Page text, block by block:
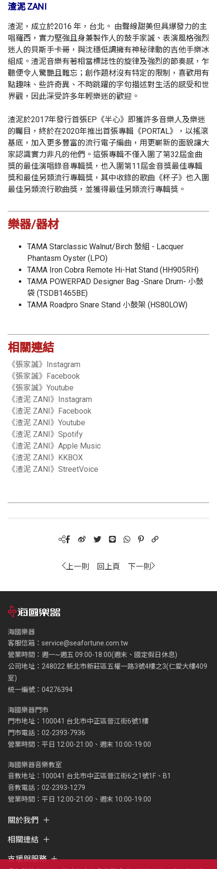
渣泥 ZANI
渣泥，成立於2016 年，台北。 由聲線甜美但具爆發力的主
唱羅西，實力堅強且身兼製作人的鼓手家誠、表演風格強烈
迷人的貝斯手卡哥，與沈穩低調擁有神秘律動的吉他手樂冰
組成。渣泥音樂有著相當標誌性的旋律及強烈的節奏感，乍
聽便令人驚艷且難忘；創作題材沒有特定的限制，喜歡用有
點趣味、些許奇異、不時跳躍的字句描述對生活的感受和世
界觀，因此深受許多年輕樂迷的歡迎。
渣泥於2017年發行首張EP《半心》即獲許多音樂人及樂迷
的矚目，終於在2020年推出首張專輯《PORTAL》，以搖滾
基底，加入更多豐富的流行電子編曲，用更嶄新的面貌讓大
家認識實力非凡的他們。這張專輯不僅入圍了第32屆金曲
獎的最佳演唱錄音專輯獎，也入圍第11屆金音獎最佳專輯
獎和最佳另類流行專輯獎，其中收錄的歌曲《杯子》也入圍
最佳另類流行歌曲獎，並獲得最佳另類流行專輯獎。
樂器/器材
TAMA Starclassic Walnut/Birch 鼓組 - Lacquer
Phantasm Oyster (LPO)
TAMA Iron Cobra Remote Hi-Hat Stand (HH905RH)
TAMA POWERPAD Designer Bag -Snare Drum- 小鼓
袋 (TSDB1465BE)
TAMA Roadpro Snare Stand 小鼓架 (HS80LOW)
相關連結
《張家誠》Instagram
《張家誠》Facebook
《張家誠》Youtube
《渣泥 ZANI》Instagram
《渣泥 ZANI》Facebook
《渣泥 ZANI》Youtube
《渣泥 ZANI》Spotify
《渣泥 ZANI》Apple Music
《渣泥 ZANI》KKBOX
《渣泥 ZANI》StreetVoice
上一則 回上頁 下一則
海國樂器
客服信箱： service@seafortune.com.tw
營業時間：週一~週五 09:00-18:00(週末、國定假日休息)
公司地址：248022 新北市新莊區五權一路3號4樓之3(仁愛大樓409
室)
統一編號：04276394
海國樂器門市
門市地址：100041 台北市中正區晉江街6號1樓
門市電話：02-2393-7936
營業時間：平日 12:00-21:00、週末 10:00-19:00
海國樂器音樂教室
音教地址：100041 台北市中正區晉江街6之1號1F、B1
音教電話：02-2393-1279
營業時間：平日 12:00-21:00、週末 10:00-19:00
關於我們
相關連結
支援與服務